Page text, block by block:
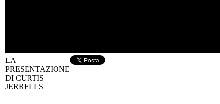
LA
PRESENTAZIONE
DI CURTIS
JERRELLS